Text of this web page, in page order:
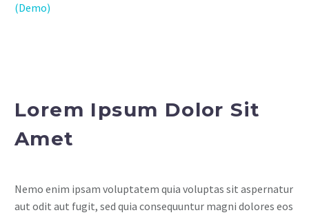
(Demo)
Lorem Ipsum Dolor Sit
Amet
Nemo enim ipsam voluptatem quia voluptas sit aspernatur
aut odit aut fugit, sed quia consequuntur magni dolores eos